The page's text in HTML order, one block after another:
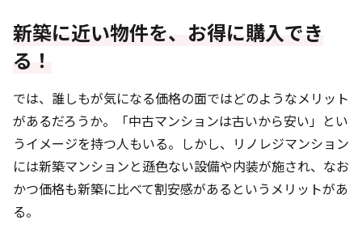
新築に近い物件を、お得に購入でき
る！
では、誰しもが気になる価格の面ではどのようなメリット
があるだろうか。「中古マンションは古いから安い」とい
うイメージを持つ人もいる。しかし、リノレジマンション
には新築マンションと遜色ない設備や内装が施され、なお
かつ価格も新築に比べて割安感があるというメリットがあ
る。